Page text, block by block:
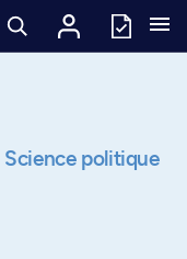
Science politique